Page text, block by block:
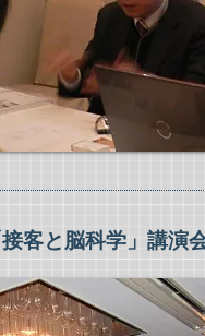
客と脳科学」講演